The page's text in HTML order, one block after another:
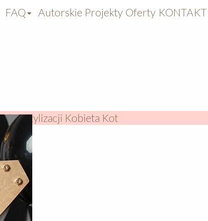
FAQ Autorskie Projekty Oferty KONTAKT
w stylizacji Kobieta Kot